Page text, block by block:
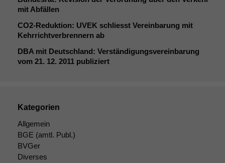
mit Abfällen
CO2-Reduktion: UVEK schliesst Vereinbarung mit
Kehrrichtverbrennern ab
DBA mit Deutschland: Verständigungsvereinbarung
vom 21. 12. 2011 publiziert
Kategorien
Allgemein
BGE (amtl. Publ.)
BVGer
Diverses